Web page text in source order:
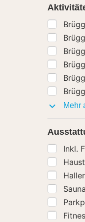
Mehr
Inkl.
Sauna